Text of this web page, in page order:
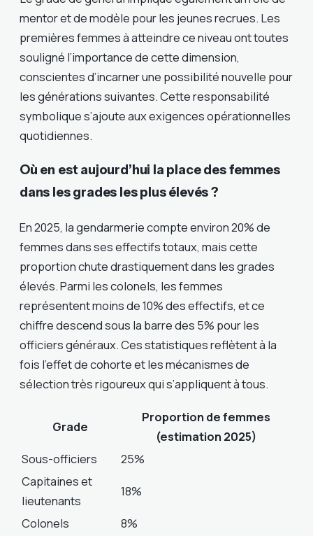
mentor et de modèle pour les jeunes recrues. Les
premières femmes à atteindre ce niveau ont toutes
souligné l’importance de cette dimension,
conscientes d’incarner une possibilité nouvelle pour
les générations suivantes. Cette responsabilité
symbolique s’ajoute aux exigences opérationnelles
quotidiennes.
Où en est aujourd’hui la place des femmes
dans les grades les plus élevés ?
En 2025, la gendarmerie compte environ 20% de
femmes dans ses effectifs totaux, mais cette
proportion chute drastiquement dans les grades
élevés. Parmi les colonels, les femmes
représentent moins de 10% des effectifs, et ce
chiffre descend sous la barre des 5% pour les
officiers généraux. Ces statistiques reflètent à la
fois l’effet de cohorte et les mécanismes de
sélection très rigoureux qui s’appliquent à tous.
Grade
Proportion de femmes
(estimation 2025)
Sous-officiers
25%
Capitaines et
lieutenants
18%
Colonels
8%